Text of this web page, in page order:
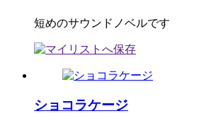
短めのサウンドノベルです
ショコラケージ